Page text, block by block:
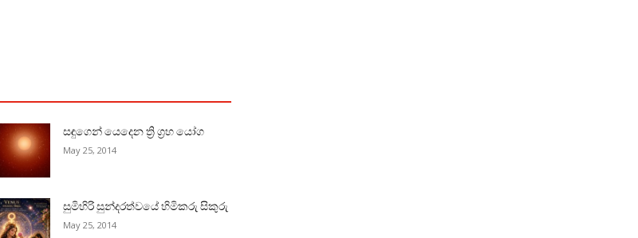
සඳුගෙන් යෙදෙන ත්‍රි ග්‍රහ යෝග
May 25, 2014
සුමිහිරි සුන්දරත්වයේ හිමිකරු සිකුරු
May 25, 2014